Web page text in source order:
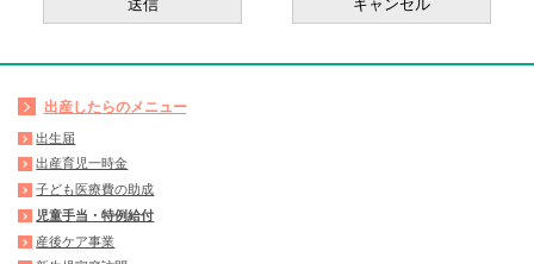
出産したらのメニュー
出生届
出産育児一時金
子ども医療費の助成
児童手当・特例給付
産後ケア事業